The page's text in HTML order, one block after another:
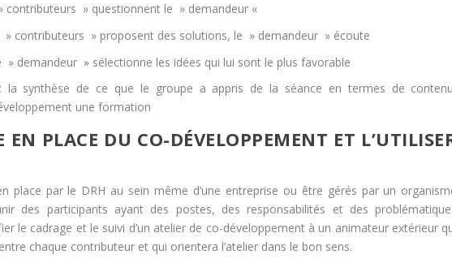
contributeurs » questionnent le » demandeur «
» contributeurs » proposent des solutions, le » demandeur » écoute
» demandeur » sélectionne les idées qui lui sont le plus favorable
: la synthèse de ce que le groupe a appris de la séance en termes de
une formation
PLACE DU CO-DÉVELOPPEMENT ET
place par le DRH au sein même d’une entreprise ou être gérés par un
des participants ayant des postes, des responsabilités et des
le cadrage et le suivi d’un atelier de co-développement à un animateur extérieur
entre chaque contributeur et qui orientera l’atelier dans le bon sens.